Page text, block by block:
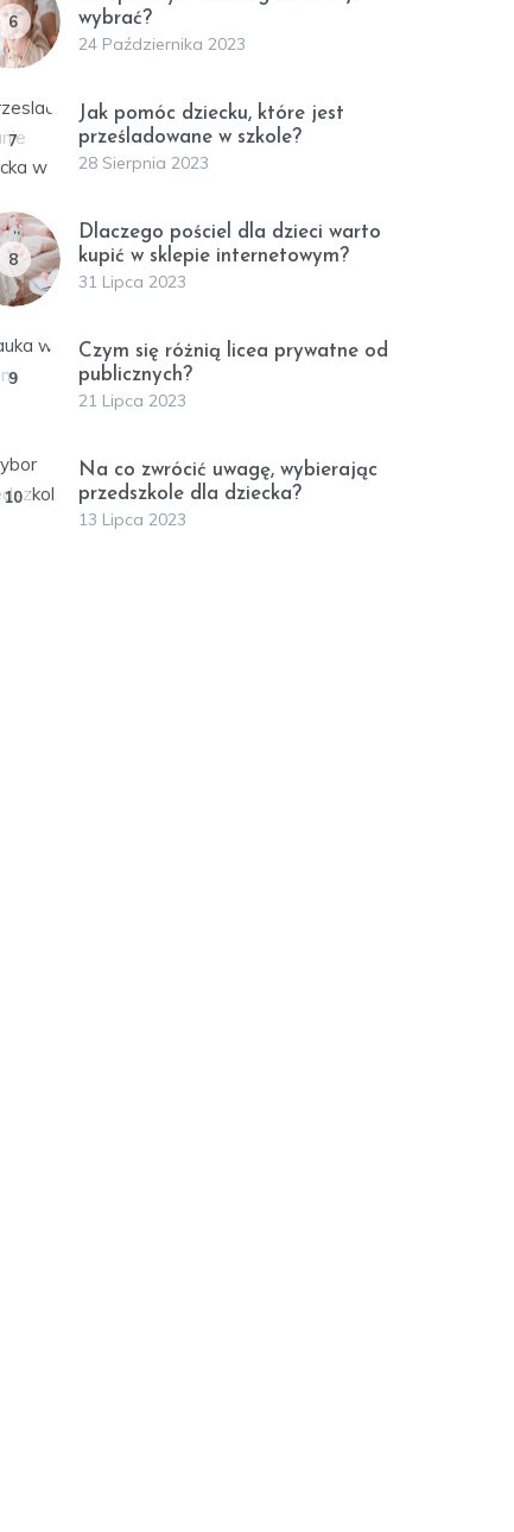
6
wybrać?
24 Października 2023
7
Jak pomóc dziecku, które jest
prześladowane w szkole?
28 Sierpnia 2023
8
Dlaczego pościel dla dzieci warto
kupić w sklepie internetowym?
31 Lipca 2023
9
Czym się różnią licea prywatne od
publicznych?
21 Lipca 2023
10
Na co zwrócić uwagę, wybierając
przedszkole dla dziecka?
13 Lipca 2023